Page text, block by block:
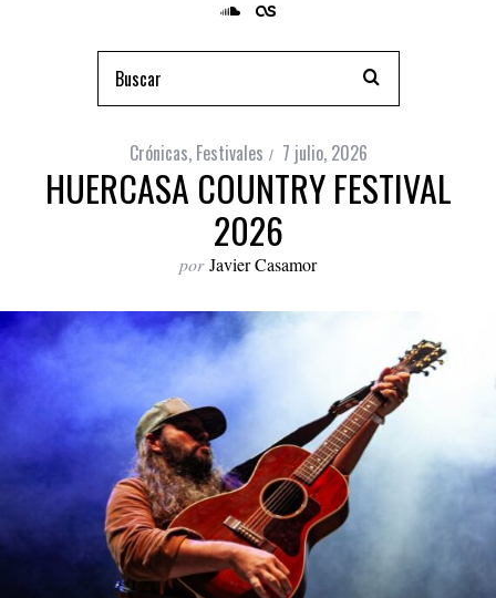
Crónicas, Festivales 7 julio, 2026
HUERCASA COUNTRY FESTIVAL
2026
por Javier Casamor